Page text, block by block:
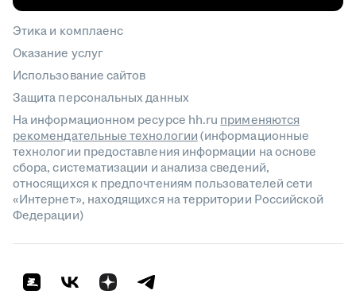
Этика и комплаенс
Оказание услуг
Использование сайтов
Защита персональных данных
На информационном ресурсе hh.ru применяются
рекомендательные технологии(информационные
технологии предоставления информации на основе
сбора, систематизации и анализа сведений,
относящихся к предпочтениям пользователей сети
«Интернет», находящихся на территории Российской
Федерации)